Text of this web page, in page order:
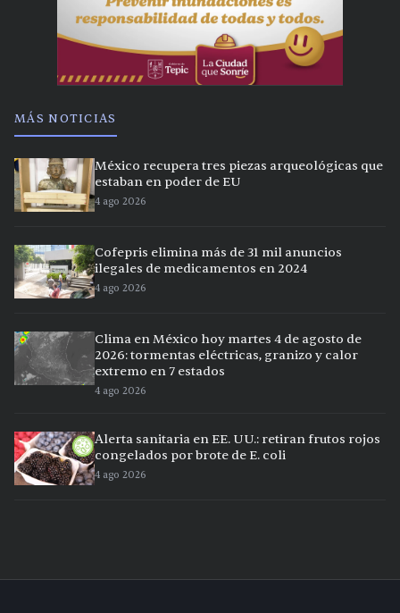
MÁS NOTICIAS
México recupera tres piezas arqueológicas que
estaban en poder de EU
4 ago 2026
Cofepris elimina más de 31 mil anuncios
ilegales de medicamentos en 2024
4 ago 2026
Clima en México hoy martes 4 de agosto de
2026: tormentas eléctricas, granizo y calor
extremo en 7 estados
4 ago 2026
Alerta sanitaria en EE. UU.: retiran frutos rojos
congelados por brote de E. coli
4 ago 2026